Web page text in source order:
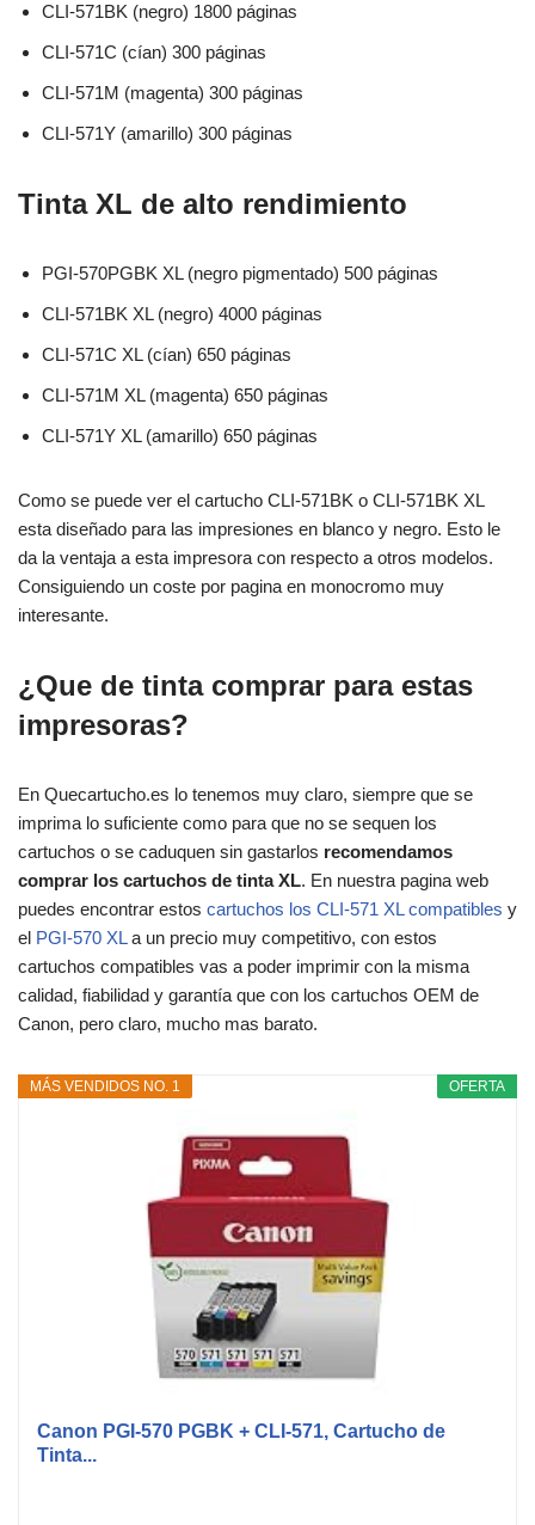
CLI-571BK (negro) 1800 páginas
CLI-571C (cían) 300 páginas
CLI-571M (magenta) 300 páginas
CLI-571Y (amarillo) 300 páginas
Tinta XL de alto rendimiento
PGI-570PGBK XL (negro pigmentado) 500 páginas
CLI-571BK XL (negro) 4000 páginas
CLI-571C XL (cían) 650 páginas
CLI-571M XL (magenta) 650 páginas
CLI-571Y XL (amarillo) 650 páginas
Como se puede ver el cartucho CLI-571BK o CLI-571BK XL
esta diseñado para las impresiones en blanco y negro. Esto le
da la ventaja a esta impresora con respecto a otros modelos.
Consiguiendo un coste por pagina en monocromo muy
interesante.
¿Que de tinta comprar para estas
impresoras?
En Quecartucho.es lo tenemos muy claro, siempre que se
imprima lo suficiente como para que no se sequen los
cartuchos o se caduquen sin gastarlos recomendamos
comprar los cartuchos de tinta XL. En nuestra pagina web
puedes encontrar estos cartuchos los CLI-571 XL compatibles y
el PGI-570 XLa un precio muy competitivo, con estos
cartuchos compatibles vas a poder imprimir con la misma
calidad, fiabilidad y garantía que con los cartuchos OEM de
Canon, pero claro, mucho mas barato.
OFERTA
MÁS VENDIDOS NO. 1
Canon PGI-570 PGBK + CLI-571, Cartucho de
Tinta...